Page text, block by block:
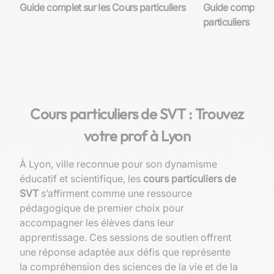
Guide complet sur les Cours particuliers
Guide complet
particuliers
Cours particuliers de SVT : Trouvez
votre prof à Lyon
À Lyon, ville reconnue pour son dynamisme
éducatif et scientifique, les cours particuliers de
SVT s’affirment comme une ressource
pédagogique de premier choix pour
accompagner les élèves dans leur
apprentissage. Ces sessions de soutien offrent
une réponse adaptée aux défis que représente
la compréhension des sciences de la vie et de la